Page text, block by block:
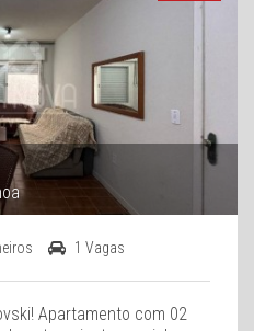
1 Vagas
Apartamento com 02